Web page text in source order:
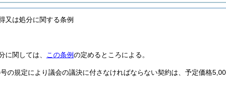
又は処分に関する条例
に関しては、 この条例の定めるところによる。
の規定により議会の議決に付さなければならない契約は、予定価格